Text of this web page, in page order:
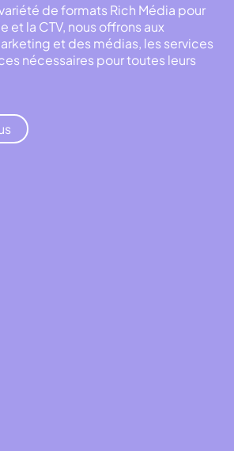
de formats Rich Média pour
et la CTV, nous offrons aux
et des médias, les services
nécessaires pour toutes leurs